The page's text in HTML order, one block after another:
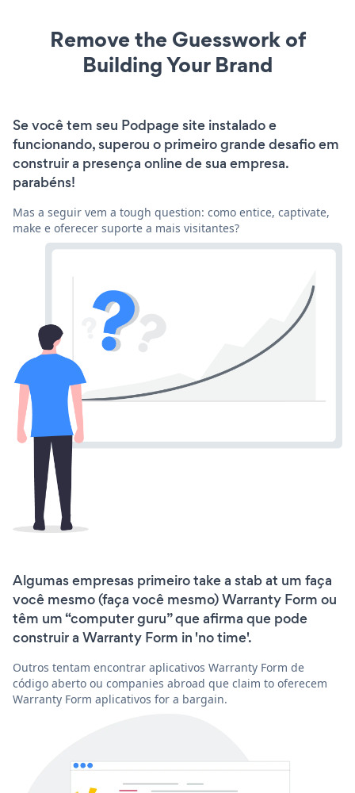
Remove the Guesswork of
Building Your Brand
Se você tem seu Podpage site instalado e
funcionando, superou o primeiro grande desafio em
construir a presença online de sua empresa.
parabéns!
Mas a seguir vem a tough question: como entice, captivate,
make e oferecer suporte a mais visitantes?
Algumas empresas primeiro take a stab at um faça
você mesmo (faça você mesmo) Warranty Form ou
têm um “computer guru” que afirma que pode
construir a Warranty Form in 'no time'.
Outros tentam encontrar aplicativos Warranty Form de
código aberto ou companies abroad que claim to oferecem
Warranty Form aplicativos for a bargain.